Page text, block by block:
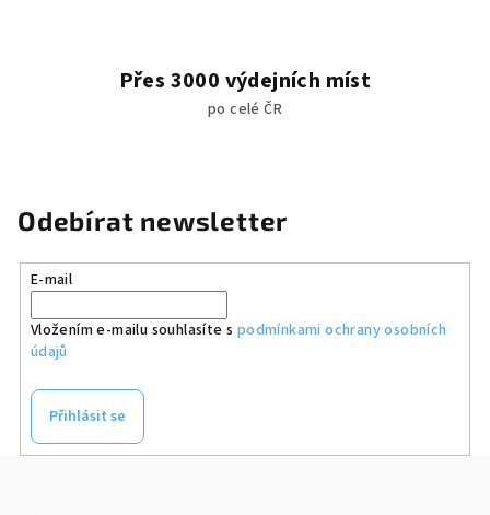
Přes 3000 výdejních míst
po celé ČR
Odebírat newsletter
E-mail
Vložením e-mailu souhlasíte s podmínkami ochrany osobních
údajů
Přihlásit se